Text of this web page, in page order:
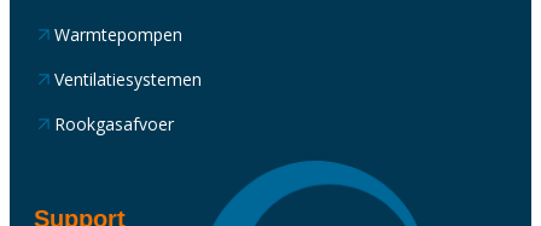
Warmtepompen
Ventilatiesystemen
Rookgasafvoer
Support